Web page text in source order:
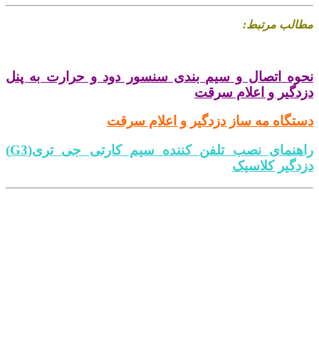
مطالب مرتبط:
نحوه اتصال و سیم بندی سنسور دود و حرارت به پنل
دزدگیر و اعلام سرقت
دستگاه مه ساز دزدگیر و اعلام سرقت
راهنمای نصب تلفن کننده سیم کارتی جی تری(G3)
دزدگیر کلاسیک